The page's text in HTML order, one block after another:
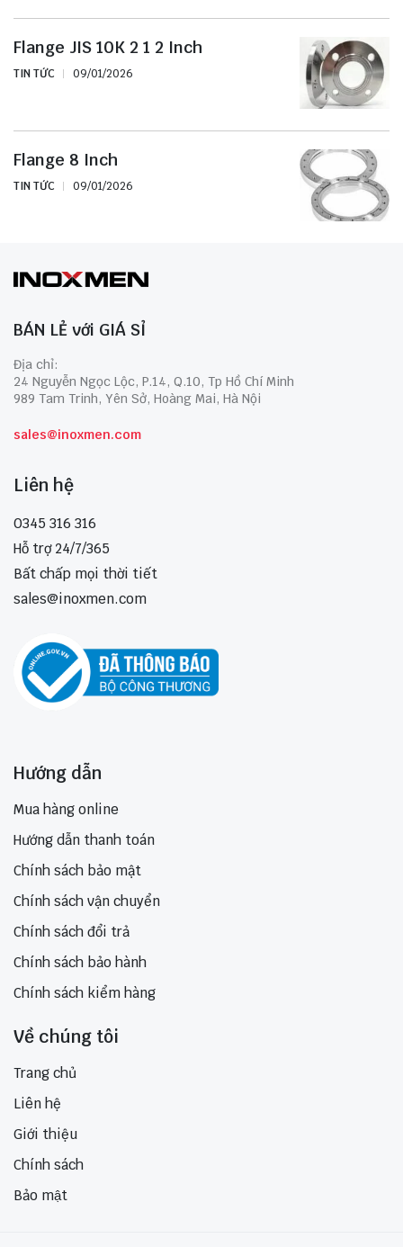
Flange JIS 10K 2 1 2 Inch
TIN TỨC 09/01/2026
Flange 8 Inch
TIN TỨC 09/01/2026
BÁN LẺ với GIÁ SỈ
Địa chỉ:
24 Nguyễn Ngọc Lộc, P.14, Q.10, Tp Hồ Chí Minh
989 Tam Trinh, Yên Sở, Hoàng Mai, Hà Nội
sales@inoxmen.com
Liên hệ
0345 316 316
Hỗ trợ 24/7/365
Bất chấp mọi thời tiết
sales@inoxmen.com
Hướng dẫn
Mua hàng online
Hướng dẫn thanh toán
Chính sách bảo mật
Chính sách vận chuyển
Chính sách đổi trả
Chính sách bảo hành
Chính sách kiểm hàng
Về chúng tôi
Trang chủ
Liên hệ
Giới thiệu
Chính sách
Bảo mật